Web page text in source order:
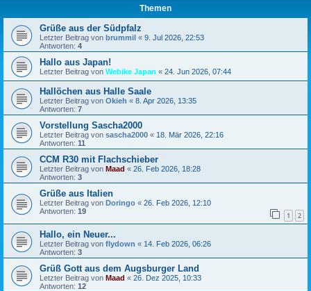
Themen
Grüße aus der Südpfalz
Letzter Beitrag von brummil « 9. Jul 2026, 22:53
Antworten: 4
Hallo aus Japan!
Letzter Beitrag von Webike Japan « 24. Jun 2026, 07:44
Hallöchen aus Halle Saale
Letzter Beitrag von Okieh « 8. Apr 2026, 13:35
Antworten: 7
Vorstellung Sascha2000
Letzter Beitrag von sascha2000 « 18. Mär 2026, 22:16
Antworten: 11
CCM R30 mit Flachschieber
Letzter Beitrag von Maad « 26. Feb 2026, 18:28
Antworten: 3
Grüße aus Italien
Letzter Beitrag von Doringo « 26. Feb 2026, 12:10
Antworten: 19 1 2
Hallo, ein Neuer...
Letzter Beitrag von flydown « 14. Feb 2026, 06:26
Antworten: 3
Grüß Gott aus dem Augsburger Land
Letzter Beitrag von Maad « 26. Dez 2025, 10:33
Antworten: 12